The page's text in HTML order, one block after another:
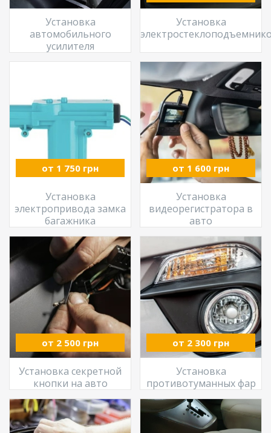
Установка
автомобильного
усилителя
Установка
от 1 750 грн
Установка
электропривода замка
багажника
от 1 600 грн
Установка
видеорегистратора в
авто
от 2 500 грн
Установка секретной
кнопки на авто
от 2 300 грн
Установка
противотуманных фар